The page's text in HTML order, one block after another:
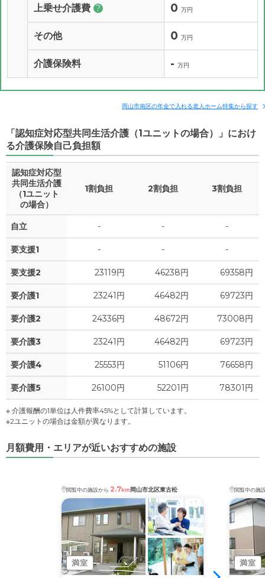
上乗せ介護費 ? 0 万円
その他 0 万円
介護保険料 - 万円
岡山市南区の年金で入れる老人ホーム特集から探す
「認知症対応型共同生活介護（1ユニットの場合）」におけ
る介護保険自己負担額
認知症対応型
共同生活介護
（1ユニット
の場合）
1割負担 2割負担 3割負担
自立 - - -
要支援1 - - -
要支援2 23119円 46238円 69358円
要介護1 23241円 46482円 69723円
要介護2 24336円 48672円 73008円
要介護3 23241円 46482円 69723円
要介護4 25553円 51106円 76658円
要介護5 26100円 52201円 78301円
※ 介護報酬の1単位は人件費率45%として計算しています。
※2ユニットの場合は金額が異なります。
月額費用・エリアが近いおすすめの施設
閲覧中の施設から 2.7km岡山市北区東古松
満室
閲覧中の施
満室